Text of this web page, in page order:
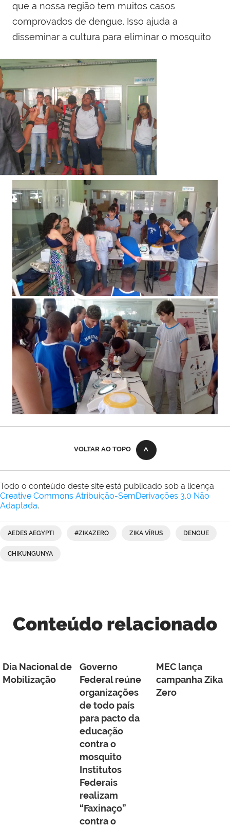
que a nossa região tem muitos casos
comprovados de dengue. Isso ajuda a
disseminar a cultura para eliminar o mosquito
VOLTAR AO TOPO
Todo o conteúdo deste site está publicado sob a licença
Creative Commons Atribuição-SemDerivações 3.0 Não
Adaptada.
AEDES AEGYPTI #ZIKAZERO ZIKA VÍRUS DENGUE
CHIKUNGUNYA
Conteúdo relacionado
Dia Nacional de
Mobilização
Governo
Federal reúne
organizações
de todo país
para pacto da
educação
contra o
mosquito
MEC lança
campanha Zika
Zero
Institutos
Federais
realizam
“Faxinaço”
contra o